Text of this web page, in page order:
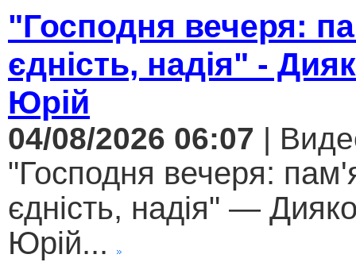
"Господня вечеря:
єдність, надія" -
Юрій
04/08/2026 06:07 |
"Господня вечеря:
єдність, надія" —
Юрій...